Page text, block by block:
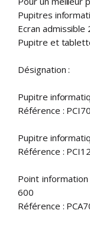
Pupitres
Ecran admissible
Pupitre et
Désignation :
Pupitre
Référence :
Pupitre
Référence :
Point
600
Référence :